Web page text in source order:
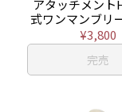
アタッチメント
式ワンマンブリ
¥3,800
完売